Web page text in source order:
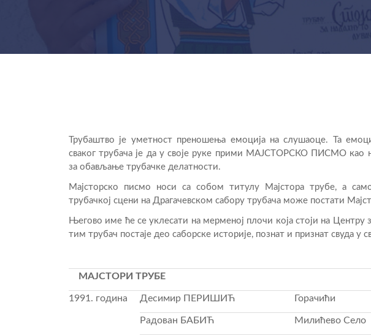
Трубаштво је уметност преношења емоција на слушаоце. Та
сваког трубача је да у своје руке прими МАЈСТОРСКО ПИСМО као
за обављање трубачке делатности.
Мајсторско писмо носи са собом титулу Мајстора трубе, а
трубачкој сцени на Драгачевском сабору трубача може постати
Његово име ће се уклесати на мерменој плочи која стоји на Центру
тим трубач постаје део саборске историје, познат и признат свуда у
МАЈСТОРИ ТРУБЕ
1991. година Десимир ПЕРИШИЋ Горачићи
Радован БАБИЋ Милићево Село